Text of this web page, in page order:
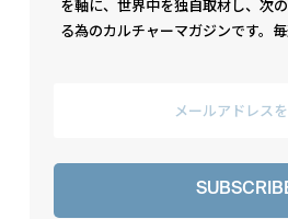
を軸に、世界中を独自取材し、次
る為のカルチャーマガジンです。